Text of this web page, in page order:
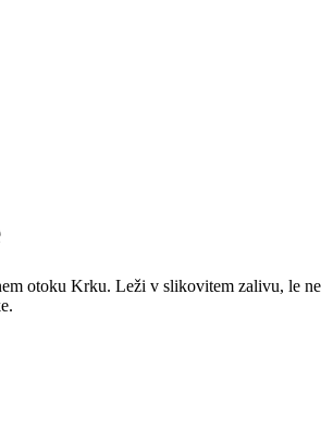
otoku Krku. Leži v slikovitem zalivu, le